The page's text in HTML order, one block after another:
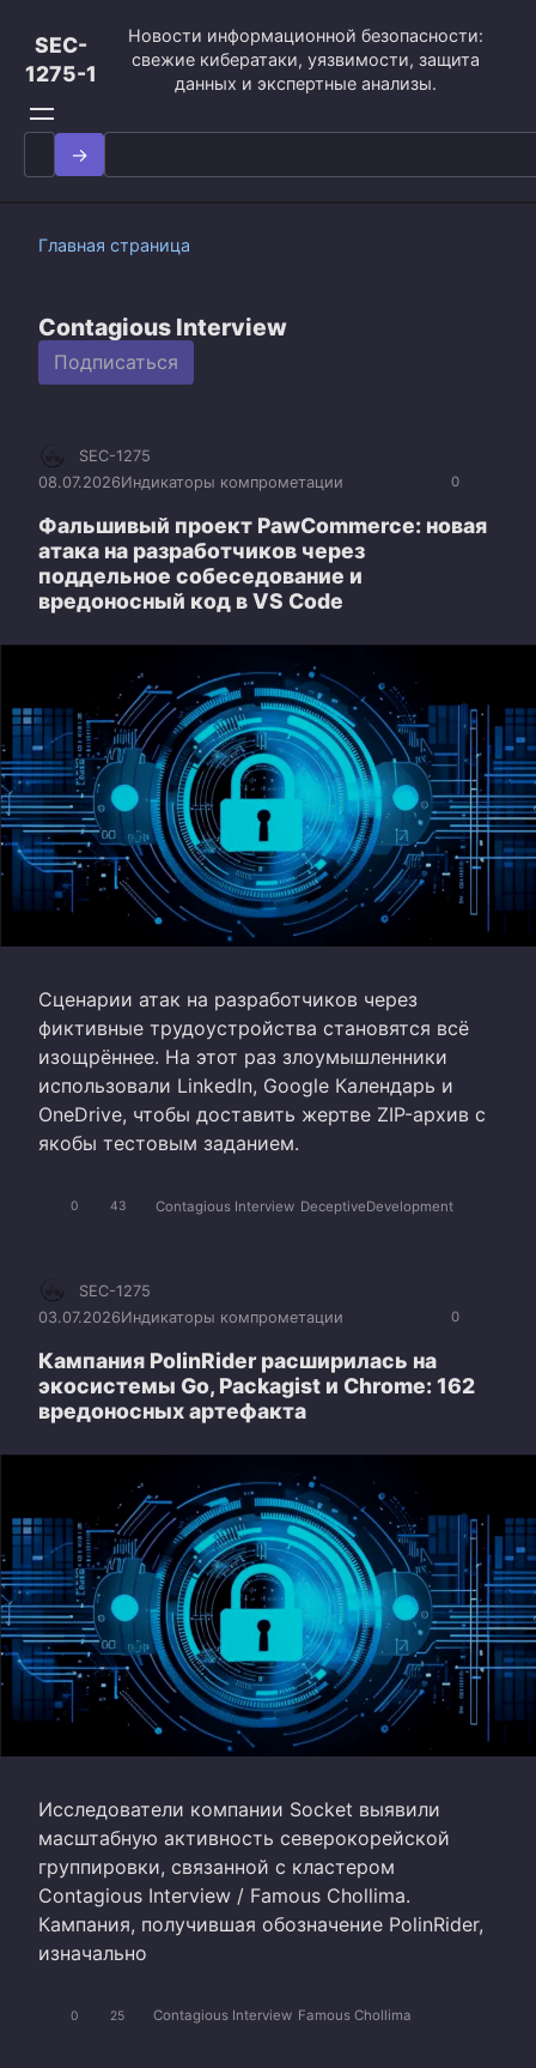
контенту
SEC-
1275-1
Новости информационной безопасности:
свежие кибератаки, уязвимости, защита
данных и экспертные анализы.
Search
for:
Главная страница
Contagious Interview
Подписаться
0
SEC-1275
08.07.2026Индикаторы компрометации
Фальшивый проект PawCommerce: новая
атака на разработчиков через
поддельное собеседование и
вредоносный код в VS Code
Сценарии атак на разработчиков через
фиктивные трудоустройства становятся всё
изощрённее. На этот раз злоумышленники
использовали LinkedIn, Google Календарь и
OneDrive, чтобы доставить жертве ZIP-архив с
якобы тестовым заданием.
0 43 Contagious Interview DeceptiveDevelopment
0
SEC-1275
03.07.2026Индикаторы компрометации
Кампания PolinRider расширилась на
экосистемы Go, Packagist и Chrome: 162
вредоносных артефакта
Исследователи компании Socket выявили
масштабную активность северокорейской
группировки, связанной с кластером
Contagious Interview / Famous Chollima.
Кампания, получившая обозначение PolinRider,
изначально
0 25 Contagious Interview Famous Chollima